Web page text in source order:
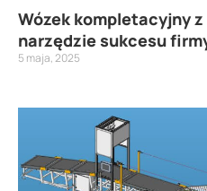
Wózek kompletacyjny
narzędzie sukcesu
5 maja, 2025